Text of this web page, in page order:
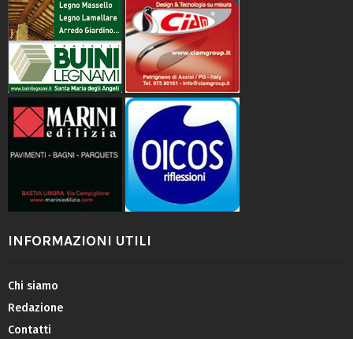
INFORMAZIONI UTILI
Chi siamo
Redazione
Contatti